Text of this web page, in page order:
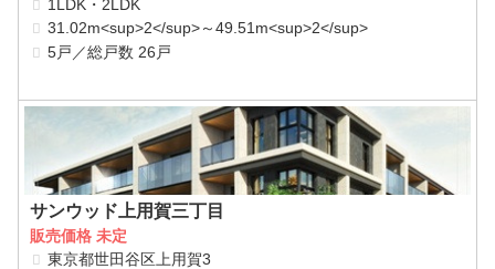
1LDK・2LDK
31.02m<sup>2</sup>～49.51m<sup>2</sup>
5戸／総戸数 26戸
サンウッド上用賀三丁目
販売価格 未定
東京都世田谷区上用賀3